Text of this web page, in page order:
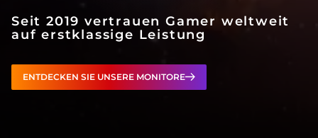
Seit 2019 vertrauen Gamer weltweit
auf erstklassige Leistung
ENTDECKEN SIE UNSERE MONITORE